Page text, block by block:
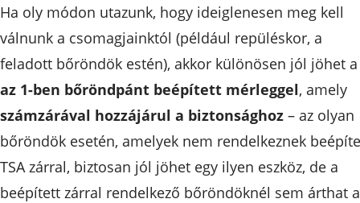
Ha oly módon utazunk, hogy ideiglenesen meg kell
válnunk a csomagjainktól (például repüléskor, a
feladott bőröndök estén), akkor különösen jól jöhet
az 1-ben bőröndpánt beépített mérleggel, amely
számzárával hozzájárul a biztonsághoz – az olyan
bőröndök esetén, amelyek nem rendelkeznek
TSA zárral, biztosan jól jöhet egy ilyen eszköz, de a
beépített zárral rendelkező bőröndöknél sem árthat